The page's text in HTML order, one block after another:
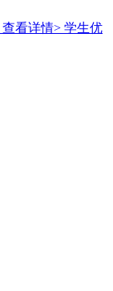
查看详情> 学生优